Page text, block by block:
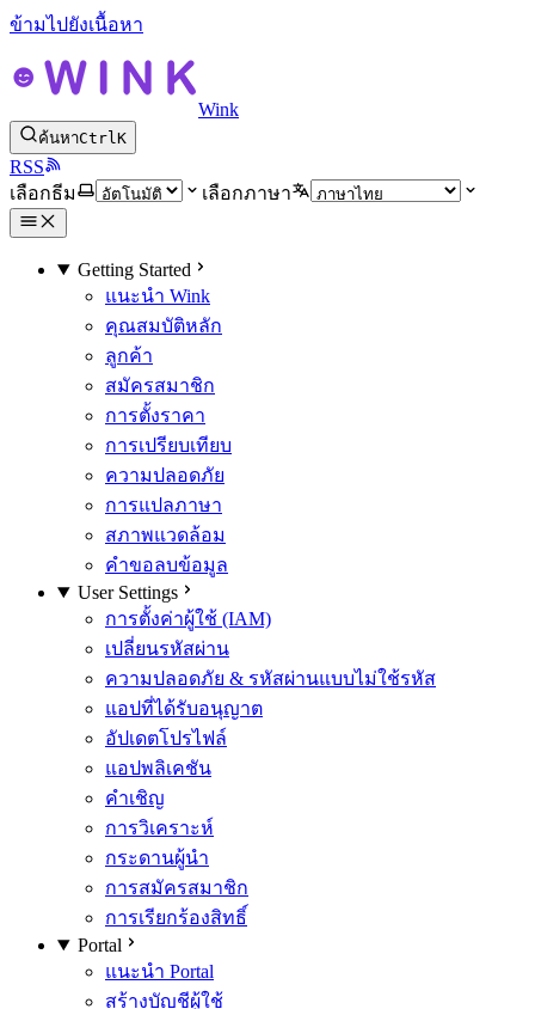
ข้ามไปยังเนื้อหา
Wink
ค้นหาCtrlK
RSS
เลือกธีม
เลือกภาษา
Getting Started
แนะนำ Wink
คุณสมบัติหลัก
ลูกค้า
สมัครสมาชิก
การตั้งราคา
การเปรียบเทียบ
ความปลอดภัย
การแปลภาษา
สภาพแวดล้อม
คำขอลบข้อมูล
User Settings
การตั้งค่าผู้ใช้ (IAM)
เปลี่ยนรหัสผ่าน
ความปลอดภัย & รหัสผ่านแบบไม่ใช้รหัส
แอปที่ได้รับอนุญาต
อัปเดตโปรไฟล์
แอปพลิเคชัน
คำเชิญ
การวิเคราะห์
กระดานผู้นำ
การสมัครสมาชิก
การเรียกร้องสิทธิ์
Portal
แนะนำ Portal
สร้างบัญชีผู้ใช้